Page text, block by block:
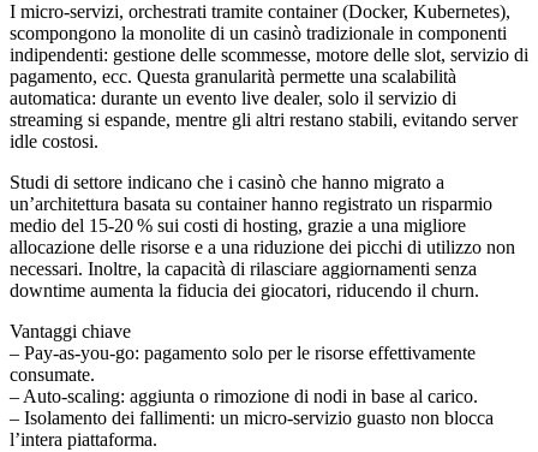
I micro‑servizi, orchestrati tramite container (Docker, Kubernetes),
scompongono la monolite di un casinò tradizionale in componenti
indipendenti: gestione delle scommesse, motore delle slot, servizio di
pagamento, ecc. Questa granularità permette una scalabilità
automatica: durante un evento live dealer, solo il servizio di
streaming si espande, mentre gli altri restano stabili, evitando server
idle costosi.
Studi di settore indicano che i casinò che hanno migrato a
un’architettura basata su container hanno registrato un risparmio
medio del 15‑20 % sui costi di hosting, grazie a una migliore
allocazione delle risorse e a una riduzione dei picchi di utilizzo non
necessari. Inoltre, la capacità di rilasciare aggiornamenti senza
downtime aumenta la fiducia dei giocatori, riducendo il churn.
Vantaggi chiave
– Pay‑as‑you‑go: pagamento solo per le risorse effettivamente
consumate.
– Auto‑scaling: aggiunta o rimozione di nodi in base al carico.
– Isolamento dei fallimenti: un micro‑servizio guasto non blocca
l’intera piattaforma.